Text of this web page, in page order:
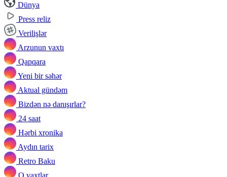
Dünya
Press reliz
Verilişlər
Arzunun vaxtı
Qapqara
Yeni bir səhər
Aktual gündəm
Bizdən nə danışırlar?
24 saat
Hərbi xronika
Aydın tarix
Retro Baku
O vaxtlar